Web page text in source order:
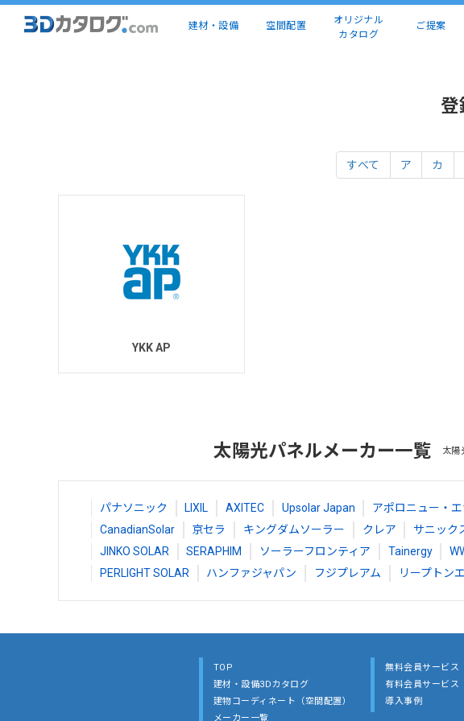
建材・設備 空間配置
オリジナル
カタログ
ご提案
登
すべて ア カ
YKK AP
太陽光パネルメーカー一覧 太陽
パナソニック LIXIL AXITEC Upsolar Japan アポロニュー・
CanadianSolar
京セラ キングダムソーラー クレア サニック
JINKO SOLAR
SERAPHIM ソーラーフロンティア Tainergy
PERLIGHT SOLAR
ハンファジャパン フジプレアム リープトン
TOP
建材・設備3Dカタログ
建物コーディネート（空間配置）
メーカー一覧
無料会員サービス
有料会員サービス
導入事例